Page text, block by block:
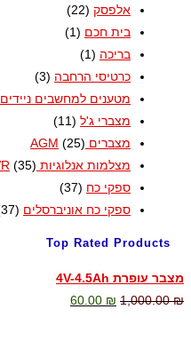
אלפסק (22)
בית חכם (1)
בריכה (1)
כרטיסי הרחבה (3)
מטענים למחשבים ניידים
מצברי ג'ל (11)
מצברים AGM (25)
מצלמות אנלוגיות DVR (35)
ספקי כח (37)
ספקי כח אוניברסלים (37)
Top Rated Products
מצבר עופרת 4V-4.5Ah
1,000.00₪
60.00 ₪